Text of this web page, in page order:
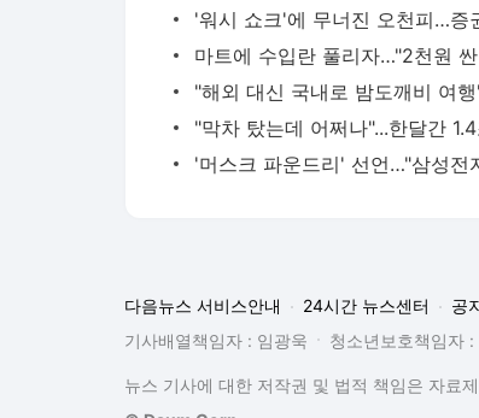
다음뉴스 서비스안내 24시간 뉴스센터 공
기사배열책임자 : 임광욱
청소년보호책임자 :
뉴스 기사에 대한 저작권 및 법적 책임은 자료